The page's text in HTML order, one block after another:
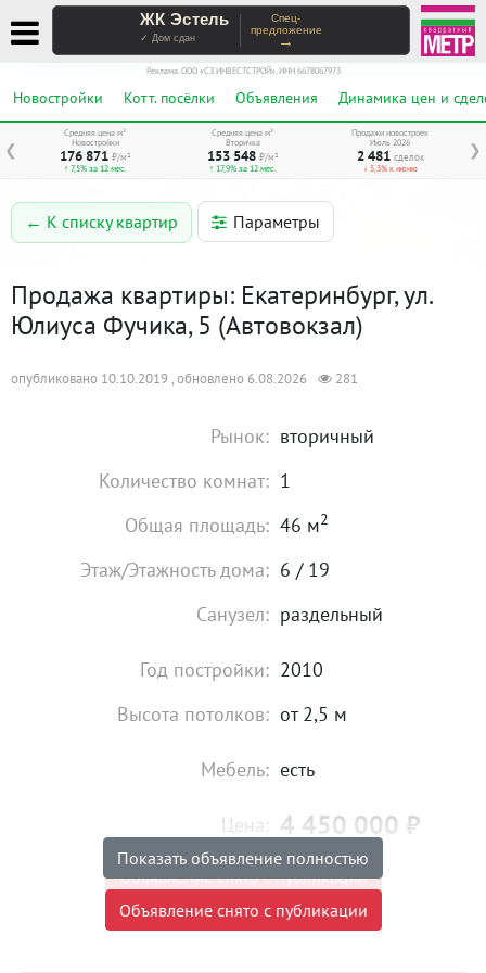
ЖК Эстель
✓ Дом сдан
Спец-
предложение
→
Реклама. ООО «СЗ ИНВЕСТСТРОЙ», ИНН 6678067973
Новостройки Котт. посёлки Объявления Динамика цен и
❮ ❯
Средняя цена м²
Новостройки
176 871 ₽/м²
↑ 7,5% за 12 мес.
Средняя цена м²
Вторичка
153 548 ₽/м²
↑ 17,9% за 12 мес.
Продажи новостроек
Июль 2026
2 481 сделок
↓ 5,3% к июню
← К списку квартир Параметры
Продажа квартиры: Екатеринбург, ул.
Юлиуса Фучика, 5 (Автовокзал)
опубликовано 10.10.2019 , обновлено 6.08.2026 281
Рынок: вторичный
Количество комнат: 1
Общая площадь: 46 м2
Этаж/Этажность дома: 6 / 19
Санузел: раздельный
Год постройки: 2010
Высота потолков: от 2,5 м
Мебель: есть
Цена: 4 450 000 ₽
Объявление снято с публикации
Ипотека: Не подходит
Показать объявление полностью
Объявление снято с публикации